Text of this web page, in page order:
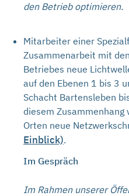
den Betrieb optimieren.
Mitarbeiter einer
Zusammenarbeit mit
Betriebes neue
auf den Ebenen 1 bis 3
Schacht Bartensleben
diesem Zusammenhang
Orten neue
Einblick).
Im Gespräch
Im Rahmen unserer